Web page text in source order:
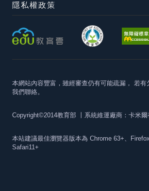
隱私權政策
本網站內容豐富，雖經審查仍有可能疏漏， 若有
我們聯絡。
Copyright©2014教育部 丨系統維運廠商：卡米
本站建議最佳瀏覽器版本為 Chrome 63+、
Safari11+